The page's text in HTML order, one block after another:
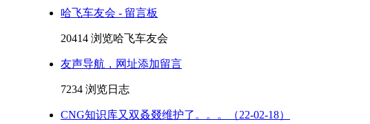
哈飞车友会 - 留言板
20414 浏览哈飞车友会
友声导航，网址添加留言
7234 浏览日志
CNG知识库又双叒叕维护了。。。（22-02-18）